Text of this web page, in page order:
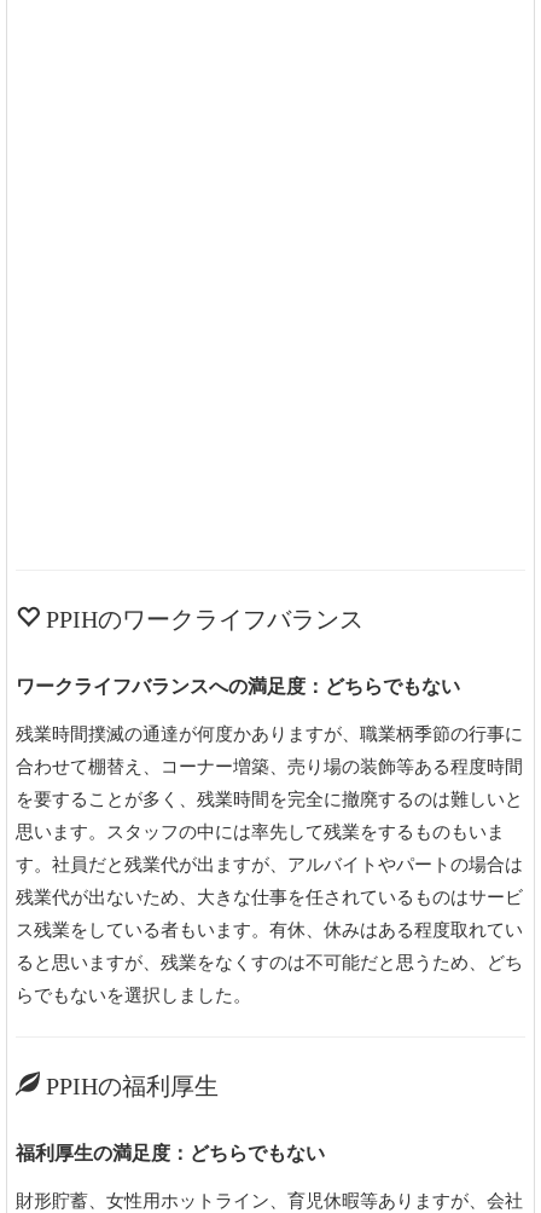
PPIHのワークライフバランス
ワークライフバランスへの満足度：どちらでもない
残業時間撲滅の通達が何度かありますが、職業柄季節の行事に
合わせて棚替え、コーナー増築、売り場の装飾等ある程度時間
を要することが多く、残業時間を完全に撤廃するのは難しいと
思います。スタッフの中には率先して残業をするものもいま
す。社員だと残業代が出ますが、アルバイトやパートの場合は
残業代が出ないため、大きな仕事を任されているものはサービ
ス残業をしている者もいます。有休、休みはある程度取れてい
ると思いますが、残業をなくすのは不可能だと思うため、どち
らでもないを選択しました。
PPIHの福利厚生
福利厚生の満足度：どちらでもない
財形貯蓄、女性用ホットライン、育児休暇等ありますが、会社